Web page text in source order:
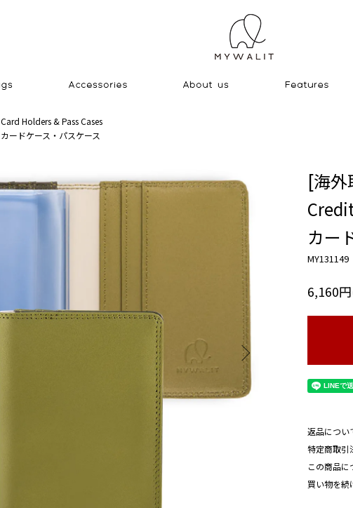
Card Holders & Pass Cases
カードケース・パスケース
[海外
カー
MY131149
6,160
返品につい
特定商取引
この商品に
買い物を続